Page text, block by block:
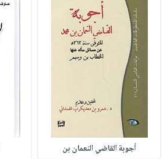
أجوبة القاضي النعمان بن